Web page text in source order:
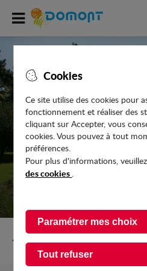
Cookies
Ce site utilise des cookies pour
fonctionnement et réaliser des
cliquant sur Accepter, vous
cookies. Vous pouvez à tout
préférences.
Pour plus d'informations,
des cookies .
Paramétrer mes choix
Tout refuser
Accéder
au
menu
Accéder
contenu
TROIS NOUVEAUX
Retour vers Actualites